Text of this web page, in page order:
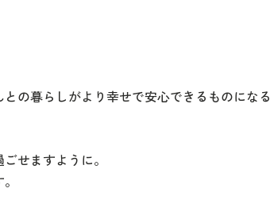
の暮らしがより幸せで安心できるものになる
せますように。